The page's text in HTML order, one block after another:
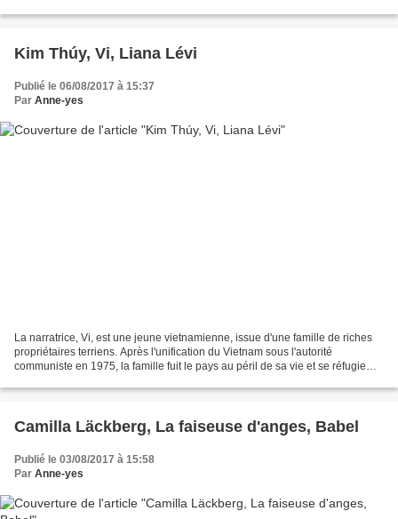
Kim Thúy, Vi, Liana Lévi
Publié le 06/08/2017 à 15:37
Par Anne-yes
La narratrice, Vi, est une jeune vietnamienne, issue d'une famille de riches
propriétaires terriens. Après l'unification du Vietnam sous l'autorité
communiste en 1975, la famille fuit le pays au péril de sa vie et se réfugie
Camilla Läckberg, La faiseuse d'anges, Babel
Publié le 03/08/2017 à 15:58
Par Anne-yes